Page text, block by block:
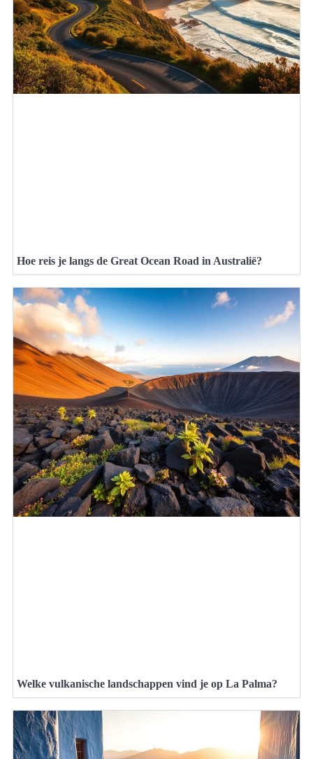
Hoe reis je langs de Great Ocean Road in Australië?
Welke vulkanische landschappen vind je op La Palma?